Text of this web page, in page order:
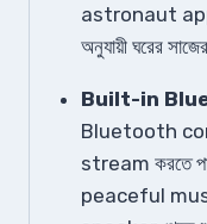
astronaut
অনুযায়ী ঘরের
Built-in
Bluetooth
stream করতে
peaceful